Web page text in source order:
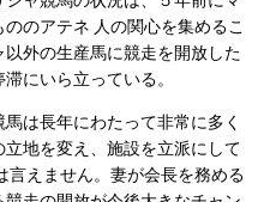
のアテネ 人の関心を集めるこ
外の生産馬に競走を開放した
にいら立っている。
は長年にわたって非常に多く
地を変え、施設を立派にして
言えません。妻が会長を務める